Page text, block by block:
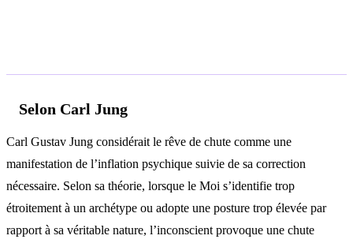
Selon Carl Jung
Carl Gustav Jung considérait le rêve de chute comme une
manifestation de l’inflation psychique suivie de sa correction
nécessaire. Selon sa théorie, lorsque le Moi s’identifie trop
étroitement à un archétype ou adopte une posture trop élevée par
rapport à sa véritable nature, l’inconscient provoque une chute